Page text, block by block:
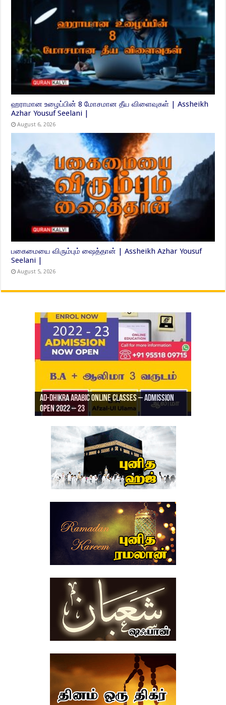
ஹராமான உழைப்பின் 8 மோசமான தீய விளைவுகள் | Assheikh
Azhar Yousuf Seelani |
August 6, 2026
பகைமையை விரும்பும் ஷைத்தான் | Assheikh Azhar Yousuf
Seelani |
August 5, 2026
Ad-Dhikra Arabic Online Classes – Admission
Open 2022 – 23
Ad-Dhikra Arabic Online Classes – BA Arabic
AD DHIKRA ARABIC COLLEGE ADMISSION
ரியாத் ஜும்ஆ தமிழாக்கம், Jamia Al Hajiri
Masjid (Kuwait Masjid), Malaz, Riyadh